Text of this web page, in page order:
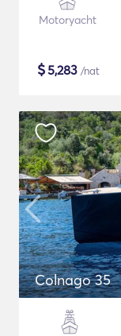
Motoryacht
$5,283 /nat
Colnago 35